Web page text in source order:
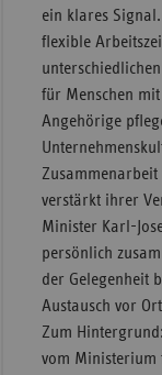
ein klares
flexible
für Menschen
Angehörige
verstärkt ihrer
Minister Karl-
persönlich
der Gelegenheit
Austausch vor
Zum
vom Ministerium